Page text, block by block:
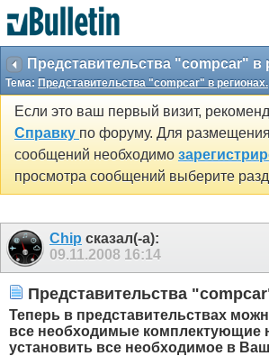
Представительства "compcar" в
Тема: Представительства "compcar" в регионах.
Если это ваш первый визит,
Справку по форуму. Для
сообщений необходимо
просмотра сообщений выберите
Chip сказал(-а):
09.11.2008 16:14
Представительства
Теперь в представительствах
все необходимые комплектующие
установить все необходимое в